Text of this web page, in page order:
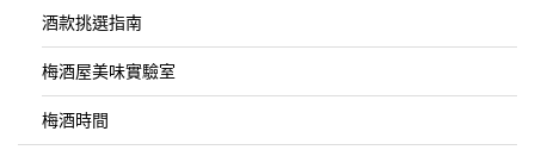
酒款挑選指南
梅酒屋美味實驗室
梅酒時間